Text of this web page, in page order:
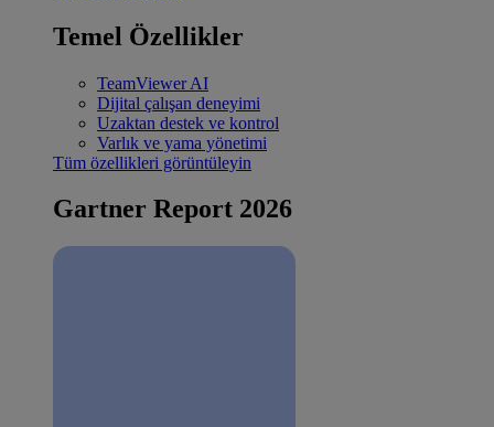
Temel Özellikler
TeamViewer AI
Dijital çalışan deneyimi
Uzaktan destek ve kontrol
Varlık ve yama yönetimi
Tüm özellikleri görüntüleyin
Gartner Report 2026